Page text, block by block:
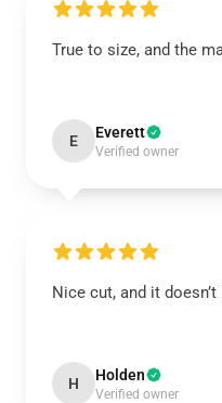
True to size, and the
E Everett
Verified owner
Nice cut, and it
H Holden
Verified owner